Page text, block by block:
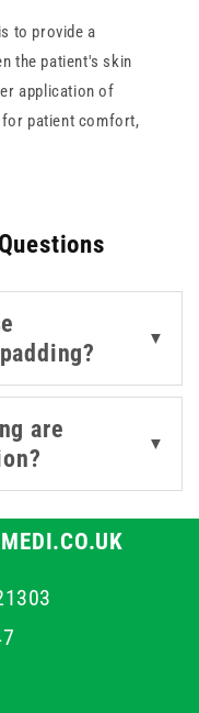
to provide a
the patient's skin
application of
for patient comfort,
the risk of
The materials
and bony
or uneven
of
moisture and
duration of wear,
comfort.
▼
are
▼